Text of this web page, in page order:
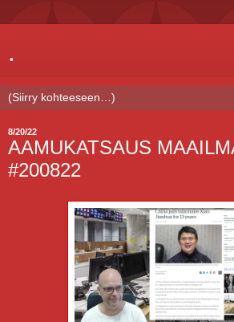
.
8/20/22
AAMUKATSAUS
#200822